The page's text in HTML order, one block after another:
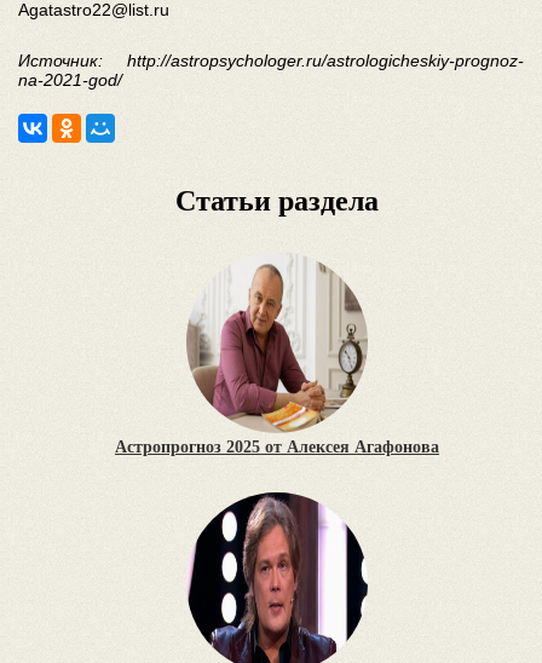
Agatastro22@list.ru
Источник: http://astropsychologer.ru/astrologicheskiy-prognoz-
na-2021-god/
Статьи раздела
Астропрогноз 2025 от Алексея Агафонова